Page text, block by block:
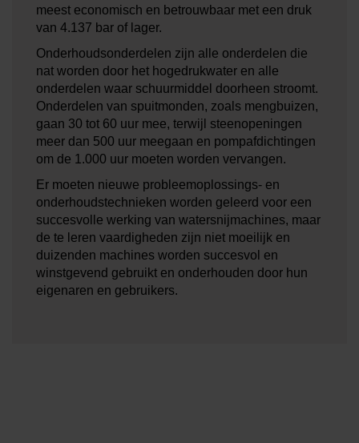
meest economisch en betrouwbaar met een druk
van 4.137 bar of lager.
Onderhoudsonderdelen zijn alle onderdelen die
nat worden door het hogedrukwater en alle
onderdelen waar schuurmiddel doorheen stroomt.
Onderdelen van spuitmonden, zoals mengbuizen,
gaan 30 tot 60 uur mee, terwijl steenopeningen
meer dan 500 uur meegaan en pompafdichtingen
om de 1.000 uur moeten worden vervangen.
Er moeten nieuwe probleemoplossings- en
onderhoudstechnieken worden geleerd voor een
succesvolle werking van watersnijmachines, maar
de te leren vaardigheden zijn niet moeilijk en
duizenden machines worden succesvol en
winstgevend gebruikt en onderhouden door hun
eigenaren en gebruikers.